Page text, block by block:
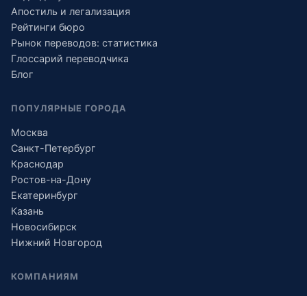
Апостиль и легализация
Рейтинги бюро
Рынок переводов: статистика
Глоссарий переводчика
Блог
ПОПУЛЯРНЫЕ ГОРОДА
Москва
Санкт-Петербург
Краснодар
Ростов-на-Дону
Екатеринбург
Казань
Новосибирск
Нижний Новгород
КОМПАНИЯМ